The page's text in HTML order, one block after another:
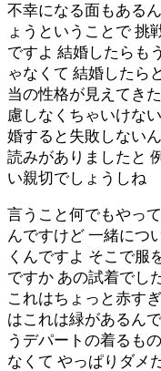
不幸になる面もある
ょうということで 挑
ですよ 結婚したらも
ゃなくて 結婚したら
当の性格が見えてき
慮しなくちゃいけな
婚すると失敗しない
読みがありましたと
い親切でしょうしね
言うこと何でもやっ
んですけど 一緒につ
くんですよ そこで服
ですか あの試着でし
これはちょっと赤す
はこれは緑があるん
うデパートの着るも
なくて やっぱりダメ